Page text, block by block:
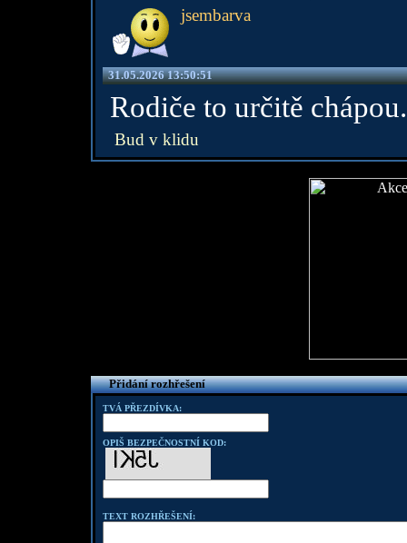
jsembarva
31.05.2026 13:50:51
Rodiče to určitě
Bud v klidu
Přidání rozhřešení
TVÁ PŘEZDÍVKA:
OPIŠ BEZPEČNOSTNÍ KOD:
TEXT ROZHŘEŠENÍ: